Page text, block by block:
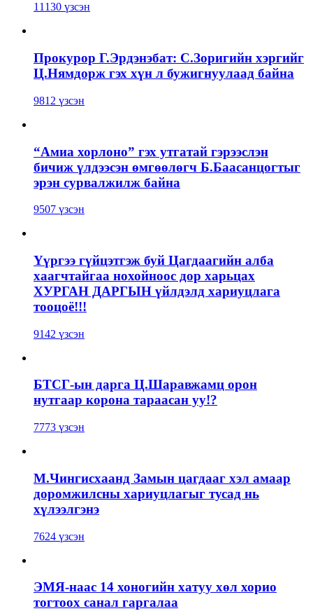
11130 үзсэн
Прокурор Г.Эрдэнэбат: С.Зоригийн хэргийг
Ц.Нямдорж гэх хүн л бужигнуулаад байна
9812 үзсэн
“Амиа хорлоно” гэх утгатай гэрээслэн
бичиж үлдээсэн өмгөөлөгч Б.Баасанцогтыг
эрэн сурвалжилж байна
9507 үзсэн
Үүргээ гүйцэтгэж буй Цагдаагийн алба
хаагчтайгаа нохойноос дор харьцах
ХУРГАН ДАРГЫН үйлдэлд хариуцлага
тооцоё!!!
9142 үзсэн
БТСГ-ын дарга Ц.Шаравжамц орон
нутгаар корона тараасан уу!?
7773 үзсэн
М.Чингисхаанд Замын цагдааг хэл амаар
доромжилсны хариуцлагыг тусад нь
хүлээлгэнэ
7624 үзсэн
ЭМЯ-наас 14 хоногийн хатуу хөл хорио
тогтоох санал гаргалаа